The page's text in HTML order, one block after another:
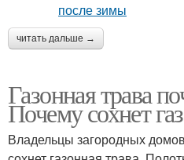
читать дальше →
Газонная трава
Почему сохнет
Владельцы загородных